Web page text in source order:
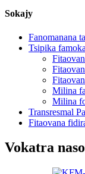
Sokajy
Fanomanana
Tsipika
Milina
Milina
Transresmal
Fitaovana
Vokatra